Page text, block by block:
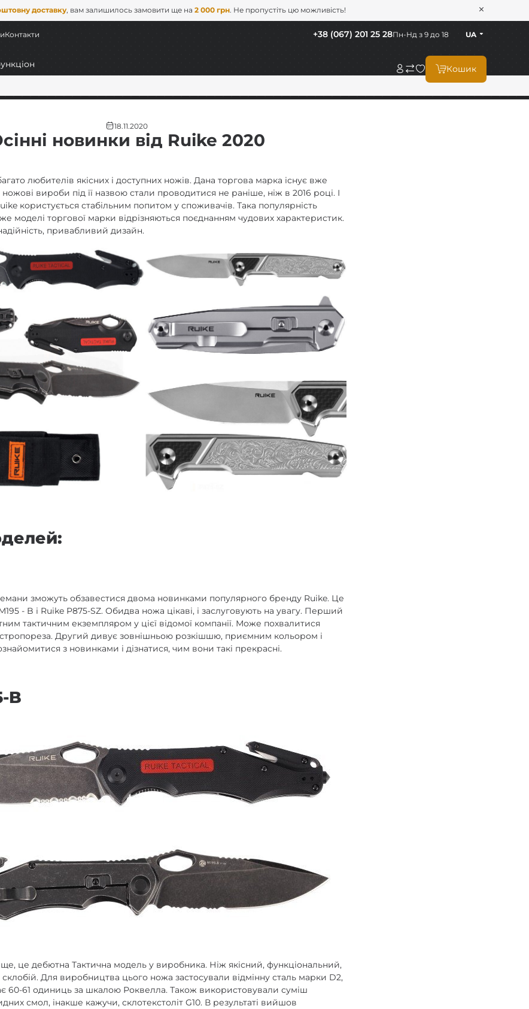
доставку, вам залишилось замовити ще на2 000 грн. Не пропустіть цю можливість!
Кошик
Пн-Нд з 9 до 18
+38 (067) 201 25 28 UA
Контакти
18.11.2020
новинки від Ruike 2020
любителів якісних і доступних ножів. Дана торгова марка існує вже
вироби під її назвою стали проводитися не раніше, ніж в 2016 році. І
користується стабільним попитом у споживачів. Така популярність
моделі торгової марки відрізняються поєднанням чудових характеристик.
привабливий дизайн.
зможуть обзавестися двома новинками популярного бренду Ruike. Це
- B і Ruike P875-SZ. Обидва ножа цікаві, і заслуговують на увагу. Перший
тактичним екземпляром у цієї відомої компанії. Може похвалитися
стропореза. Другий дивує зовнішньою розкішшю, приємним кольором і
з новинками і дізнатися, чим вони такі прекрасні.
B
це дебютна Тактична модель у виробника. Ніж якісний, функціональний,
склобій. Для виробництва цього ножа застосували відмінну сталь марки D2,
60-61 одиниць за шкалою Роквелла. Також використовували суміш
смол, інакше кажучи, склотекстоліт G10. В результаті вийшов